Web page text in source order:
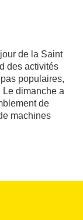
de la Saint
des activités
populaires,
dimanche a
de
machines